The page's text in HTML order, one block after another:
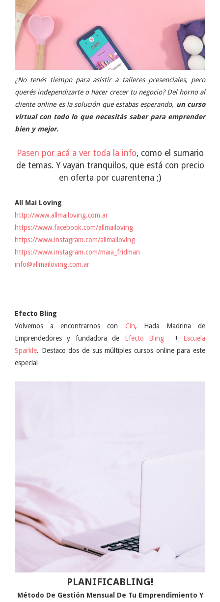
¿No tenés tiempo para asistir a talleres presenciales, pero
querés independizarte o hacer crecer tu negocio? Del horno al
cliente online es la solución que estabas esperando, un curso
virtual con todo lo que necesitás saber para emprender
bien y mejor.
Pasen por acá a ver toda la info, como el sumario
de temas. Y vayan tranquilos, que está con precio
en oferta por cuarentena ;)
All Mai Loving
http://www.allmailoving.com.ar
https://www.facebook.com/allmailoving
https://www.instagram.com/allmailoving
https://www.instagram.com/maia_fridman
info@allmailoving.com.ar
Efecto Bling
Volvemos a encontrarnos con Cin, Hada Madrina de
Emprendedores y fundadora de Efecto Bling + Escuela
Sparkle. Destaco dos de sus múltiples cursos online para este
especial…
PLANIFICABLING!
Método De Gestión Mensual De Tu Emprendimiento Y